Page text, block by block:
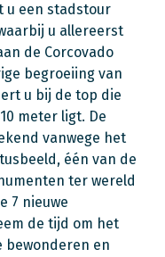
u een stadstour
u allereerst
de Corcovado
begroeiing van
u bij de top die
meter ligt. De
vanwege het
één van de
ter wereld
7 nieuwe
de tijd om het
bewonderen en